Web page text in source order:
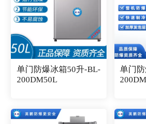
单门防爆冰箱50升-BL-
200DM50L
单门